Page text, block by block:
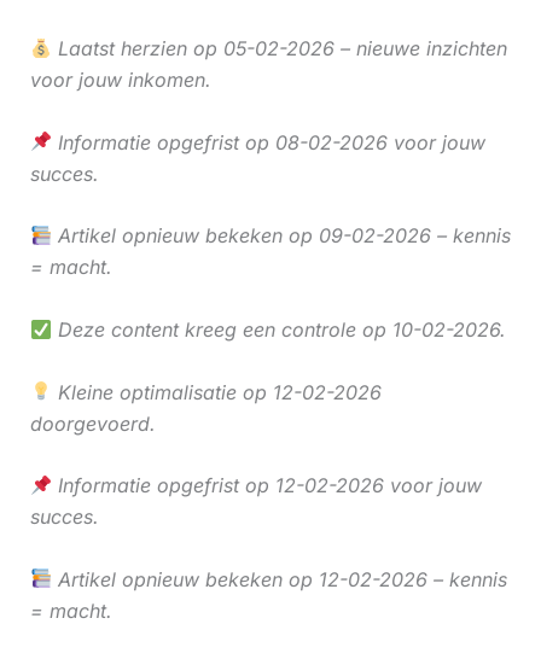
Laatst herzien op 05-02-2026 – nieuwe inzichten
voor jouw inkomen.
Informatie opgefrist op 08-02-2026 voor jouw
succes.
Artikel opnieuw bekeken op 09-02-2026 – kennis
= macht.
Deze content kreeg een controle op 10-02-2026.
Kleine optimalisatie op 12-02-2026
doorgevoerd.
Informatie opgefrist op 12-02-2026 voor jouw
succes.
Artikel opnieuw bekeken op 12-02-2026 – kennis
= macht.